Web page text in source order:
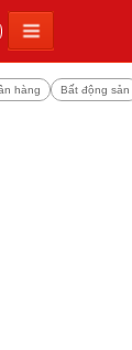
hàng Bất động sản